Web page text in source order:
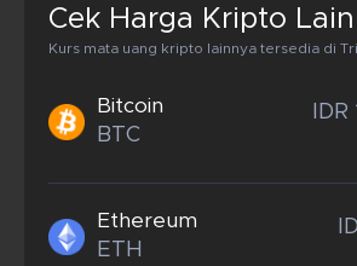
Cek Harga Kripto
Kurs mata uang kripto lainnya tersedia di
Bitcoin
BTC
Ethereum
ETH